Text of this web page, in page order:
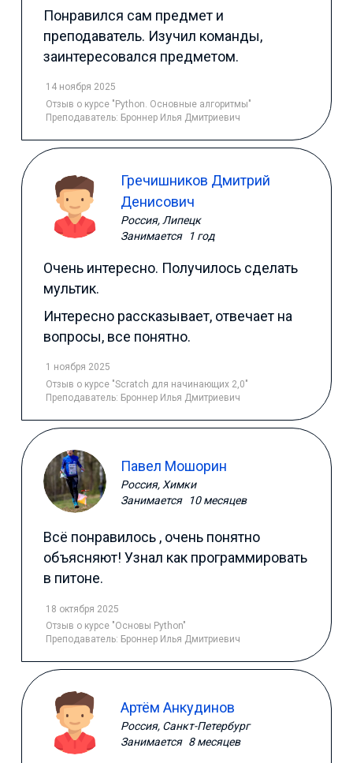
Понравился сам предмет и
преподаватель. Изучил команды,
заинтересовался предметом.
14 ноября 2025
Отзыв о курсе "Python. Основные алгоритмы"
Преподаватель: Броннер Илья Дмитриевич
Гречишников Дмитрий
Денисович
Россия, Липецк
Занимается
1 год
Очень интересно. Получилось сделать
мультик.
Интересно рассказывает, отвечает на
вопросы, все понятно.
1 ноября 2025
Отзыв о курсе "Scratch для начинающих 2,0"
Преподаватель: Броннер Илья Дмитриевич
Павел Мошорин
Россия, Химки
Занимается
10 месяцев
Всё понравилось , очень понятно
объясняют! Узнал как программировать
в питоне.
18 октября 2025
Отзыв о курсе "Основы Python"
Преподаватель: Броннер Илья Дмитриевич
Артём Анкудинов
Россия, Санкт-Петербург
Занимается 8 месяцев